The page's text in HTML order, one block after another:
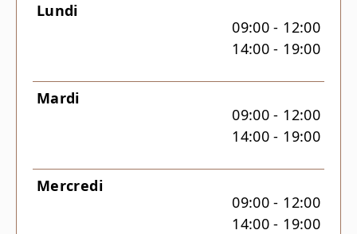
Lundi
09:00 - 12:00
14:00 - 19:00
Mardi
09:00 - 12:00
14:00 - 19:00
Mercredi
09:00 - 12:00
14:00 - 19:00